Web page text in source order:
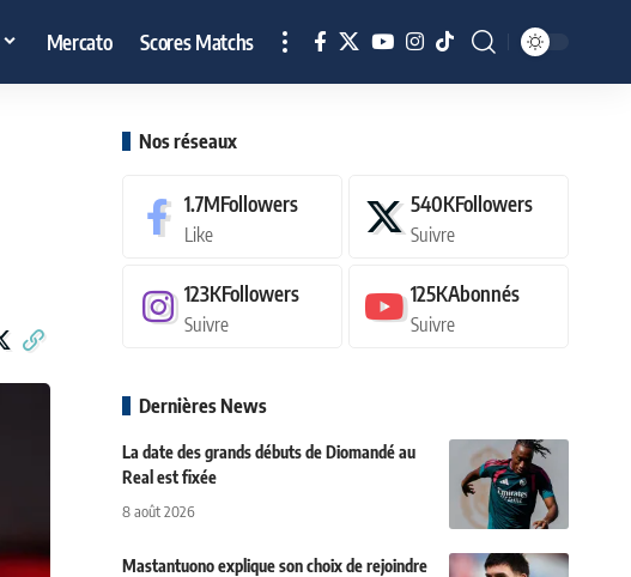
Mercato Scores Matchs
Nos réseaux
1.7MFollowers
Like
540KFollowers
Suivre
123KFollowers
Suivre
125KAbonnés
Suivre
Dernières News
La date des grands débuts de Diomandé au
Real est fixée
8 août 2026
Mastantuono explique son choix de rejoindre